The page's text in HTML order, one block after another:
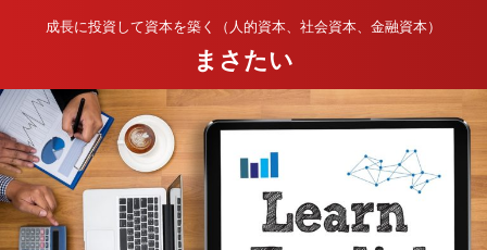
成長に投資して資本を築く（人的資本、社会資本、金融資本）
まさたい